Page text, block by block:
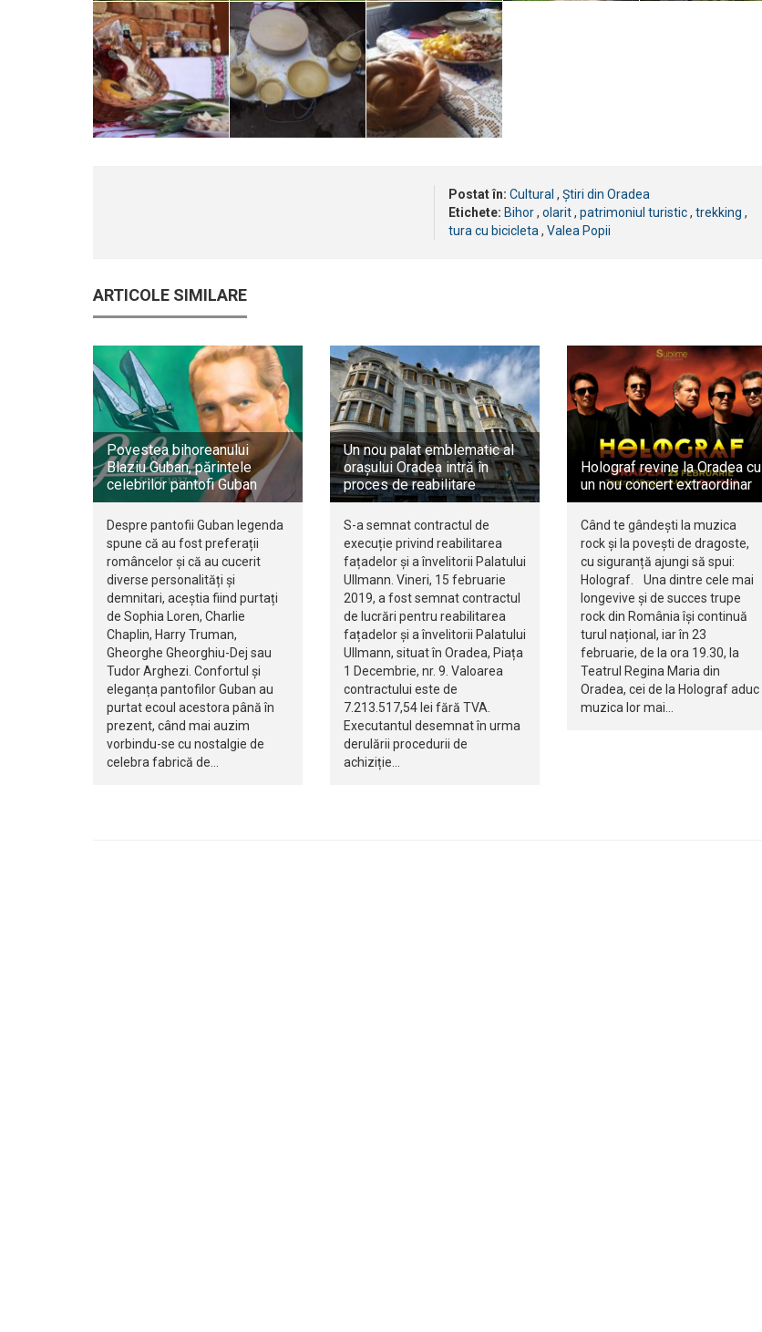
Postat în: Cultural , Știri din Oradea
Etichete: Bihor, olarit, patrimoniul turistic, trekking ,
tura cu bicicleta , Valea Popii
ARTICOLE SIMILARE
Povestea bihoreanului
Blaziu Guban, părintele
celebrilor pantofi Guban
Despre pantofii Guban legenda
spune că au fost preferații
româncelor și că au cucerit
diverse personalități și
demnitari, aceștia fiind purtați
de Sophia Loren, Charlie
Chaplin, Harry Truman,
Gheorghe Gheorghiu-Dej sau
Tudor Arghezi. Confortul și
eleganța pantofilor Guban au
purtat ecoul acestora până în
prezent, când mai auzim
vorbindu-se cu nostalgie de
celebra fabrică de…
Un nou palat emblematic al
orașului Oradea intră în
proces de reabilitare
S-a semnat contractul de
execuție privind reabilitarea
fațadelor și a învelitorii Palatului
Ullmann. Vineri, 15 februarie
2019, a fost semnat contractul
de lucrări pentru reabilitarea
fațadelor și a învelitorii Palatului
Ullmann, situat în Oradea, Piața
1 Decembrie, nr. 9. Valoarea
contractului este de
7.213.517,54 lei fără TVA.
Executantul desemnat în urma
derulării procedurii de
achiziție…
Holograf revine la Oradea cu
un nou concert extraordinar
Când te gândești la muzica
rock și la povești de dragoste,
cu siguranță ajungi să spui:
Holograf. Una dintre cele mai
longevive și de succes trupe
rock din România își continuă
turul național, iar în 23
februarie, de la ora 19.30, la
Teatrul Regina Maria din
Oradea, cei de la Holograf aduc
muzica lor mai…